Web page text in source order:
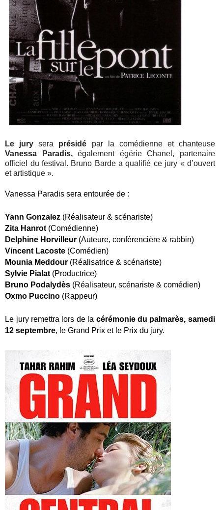
Le jury sera présidé par la comédienne et chanteuse
Vanessa Paradis,également égérie Chanel, partenaire
officiel du festival. Bruno Barde a qualifié ce jury « d’ouvert
et artistique ».
Vanes­sa Para­dis sera entou­rée de :
Yann Gon­za­lez (Réa­li­sa­teur & scé­na­riste)
Zita Han­rot (Comé­dienne)
Del­phine Hor­vil­leur (Auteure, confé­ren­cière & rab­bin)
Vincent Lacoste (Comé­dien)
Mou­nia Med­dour (Réa­li­sa­trice & scé­na­riste)
Syl­vie Pia­lat (Pro­duc­trice)
Bru­no Poda­ly­dès (Réa­li­sa­teur, scé­na­riste & comé­dien)
Oxmo Puc­ci­no (Rap­peur)
Le jury remet­tra lors de la céré­mo­nie du pal­ma­rès, same­di
12 sep­tembre, le Grand Prix et le Prix du jury.